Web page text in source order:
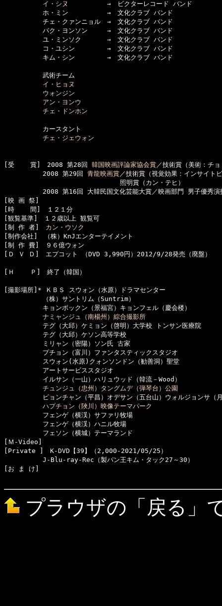
イ・シヌ
→　ビクターレコード バンド
ホ・ミン　　　　　　→　文化クラブ バンド
チェ・クァンニョル　→　文化クラブ バンド
パク・ヨンソン　　　→　文化クラブ バンド
ユ・ミンソク　　　　→　文化クラブ バンド
コ・ユシン　　　　　→　文化クラブ バンド
キム・シン　　　　　→　文化クラブ バンド
武術チーム
イ・ヒョヌ
ウォンジン
アン・ヨンウ
チェ・ドンホン
カースタント
チェ・ジェウォン
[受    賞]　2008 第28回 韓国映画評論家協会賞／技術賞（美術：チ
2008 第29回 青龍映画賞／技術賞（視覚効果：インサイト
照明賞（カン・テヒ）
2008 第16回 大韓民国文化芸能大賞／映画部門 男子優秀演
[映 画 祭]
[時    間]　１２１分
[観覧基準]　１２歳以上 観覧可
[制 作 者] カン・ウソク
[制作会社]　（株）KnJエンターテイメント
[制 作 費]　９６億ウォン
[Ｄ Ｖ Ｄ]　エプコット （DVD 3,990円）2012/9/28発売（廃盤）
[Ｈ    Ｐ]　終了（韓国）
[撮影場所]* ＫＢＳ スウォン（水原）ドラマセンター
（株）サントリム（Suntrim）
キョンボックン（景福宮）キョンフェル（慶会楼）
ナミャンジュ（南楊州）綜合撮影所
テグ（大邱）ケミョン（啓明）大学校 トンサン医療院
テグ（大邱）ケソン高等学校
ミリャン（密陽）ソン氏 古家
プチョン（富川）ファンタスティックスタジオ
スウォン(水原)クォンソンドン（勧善洞）聖堂
アートサービススタジオ
イルサン（一山）ハリュウッド（韓流－Wood）
チュンジュ（忠州）タングムデ（弾琴台）公園
ピョンチャン（平昌）オデサン（五台山）ウォルジョンサ（月
ハプチョン（陜川）映像テーマパーク
フェンゲ（横渓）サファリ牧場
フェンゲ（横渓）ハニル牧場
フェソン（横城）テーマランド
[Ｍ-Video]
[Private ]　K-DVD【39】（2,000-2021/05/25）
J-Blu-ray-Rec（製パン王キム・タック27～30）
[お ま け]
プラウザの「戻る」